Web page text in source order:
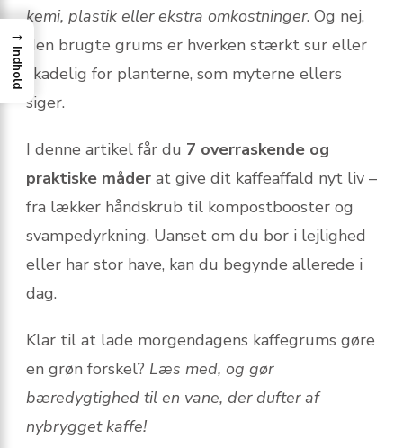
kemi, plastik eller ekstra omkostninger. Og nej,
den brugte grums er hverken stærkt sur eller
skadelig for planterne, som myterne ellers
siger.
I denne artikel får du 7 overraskende og
praktiske måder at give dit kaffeaffald nyt liv –
fra lækker håndskrub til kompostbooster og
svampedyrkning. Uanset om du bor i lejlighed
eller har stor have, kan du begynde allerede i
dag.
Klar til at lade morgendagens kaffegrums gøre
en grøn forskel? Læs med, og gør
bæredygtighed til en vane, der dufter af
nybrygget kaffe!
→
Indhold